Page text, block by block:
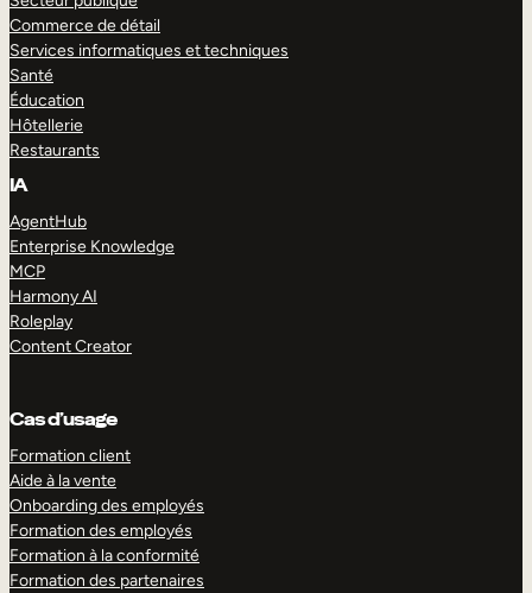
Commerce de détail
Services informatiques et techniques
Santé
Éducation
Hôtellerie
Restaurants
IA
AgentHub
Enterprise Knowledge
MCP
Harmony AI
Roleplay
Content Creator
Cas d’usage
Formation client
Aide à la vente
Onboarding des employés
Formation des employés
Formation à la conformité
Formation des partenaires